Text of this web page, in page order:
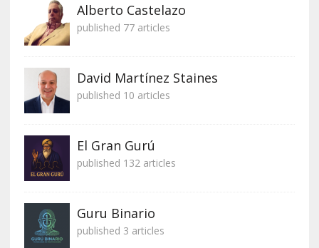
Alberto Castelazo
published 77 articles
David Martínez Staines
published 10 articles
El Gran Gurú
published 132 articles
Guru Binario
published 3 articles